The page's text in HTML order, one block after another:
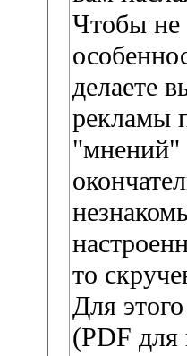
Чтобы не
делаете
рекламы
"мнений"
то
Для
(PDF для